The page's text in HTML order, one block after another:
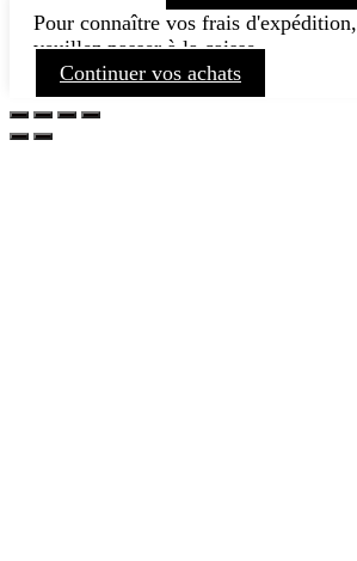
Pour connaître vos frais d'expédition,
veuillez passer à la caisse.
Continuer vos achats